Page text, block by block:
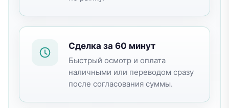
Сделка за 60 минут
Быстрый осмотр и оплата
наличными или переводом сразу
после согласования суммы.